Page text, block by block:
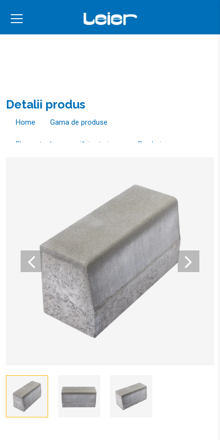
Detalii produs
Home Gama de produse
Elemente de amenajări exterioare Borduri